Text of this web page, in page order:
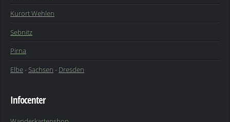
Kurort Wehlen
Sebnitz
Pirna
Elbe-Sachsen - Dresden
Infocenter